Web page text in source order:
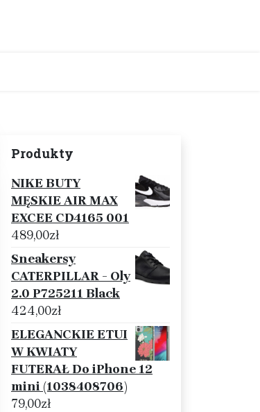
Produkty
NIKE BUTY
MĘSKIE AIR MAX
EXCEE CD4165 001
489,00zł
Sneakersy
CATERPILLAR - Oly
2.0 P725211 Black
424,00zł
ELEGANCKIE ETUI
W KWIATY
FUTERAŁ Do iPhone 12
mini (1038408706)
79,00zł